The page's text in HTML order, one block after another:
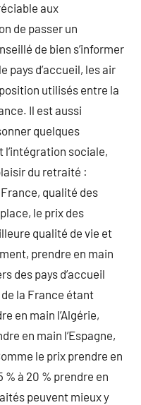
aux
de passer un
de bien s’informer
pays d’accueil, les air
utilisés entre la
Il est aussi
quelques
sociale,
du retraité :
qualité des
le prix des
qualité de vie et
prendre en main
des pays d’accueil
la France étant
en main l’Algérie,
en main l’Espagne,
le prix prendre en
% à 20 % prendre en
peuvent mieux y